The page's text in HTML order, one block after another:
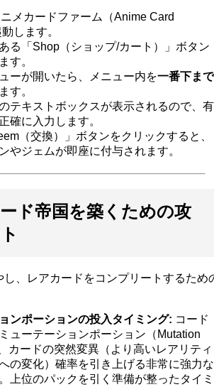
メカードファーム（Anime Card
します。
る「Shop（ショップ/カート）」ボタン
す。
ーが開いたら、メニュー内を一番下まで
す。
テキストボックスが表示されるので、有
確に入力します。
（交換）」ボタンをクリックすると、
やジェムが即座に付与されます。
ド帝国を築くための攻
し、レアカードをコンプリートするため
ンポーションの投入タイミング: コード
ューテーションポーション（Mutation
カードの突然変異（より高いレアリティ
の変化）確率を引き上げる非常に強力な
上位のパックを引く準備が整ったタイミ